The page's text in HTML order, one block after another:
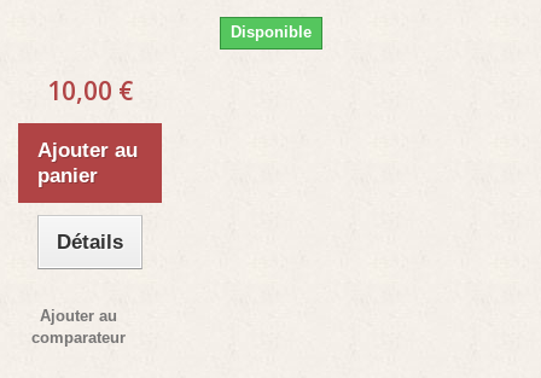
Disponible
10,00 €
Ajouter au
panier
Détails
Ajouter au
comparateur